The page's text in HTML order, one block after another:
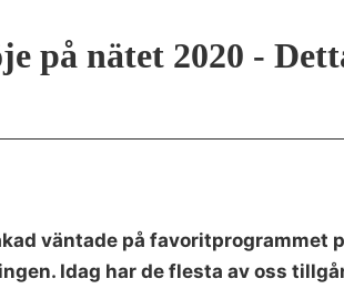
på nätet 2020 -
väntade på favoritprogrammet
Idag har de flesta av oss